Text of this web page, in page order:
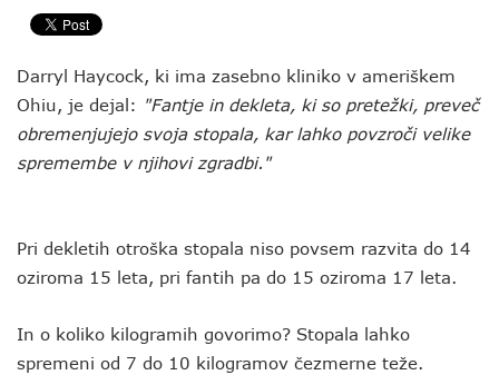
Darryl Haycock, ki ima zasebno kliniko v ameriškem
Ohiu, je dejal: "Fantje in dekleta, ki so pretežki, preveč
obremenjujejo svoja stopala, kar lahko povzroči velike
spremembe v njihovi zgradbi."
Pri dekletih otroška stopala niso povsem razvita do 14
oziroma 15 leta, pri fantih pa do 15 oziroma 17 leta.
In o koliko kilogramih govorimo? Stopala lahko
spremeni od 7 do 10 kilogramov čezmerne teže.